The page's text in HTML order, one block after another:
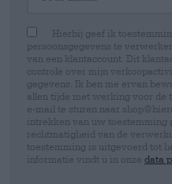
Hierbij geef ik
persoonsgegevens te
van een klantaccount. Dit
controle over mijn
gegevens. Ik ben me ervan
allen tijde met werking voor de
e-mail te sturen naar
intrekken van uw toestemming
rechtmatigheid van de
toestemming is uitgevoerd tot
informatie vindt u in onze data